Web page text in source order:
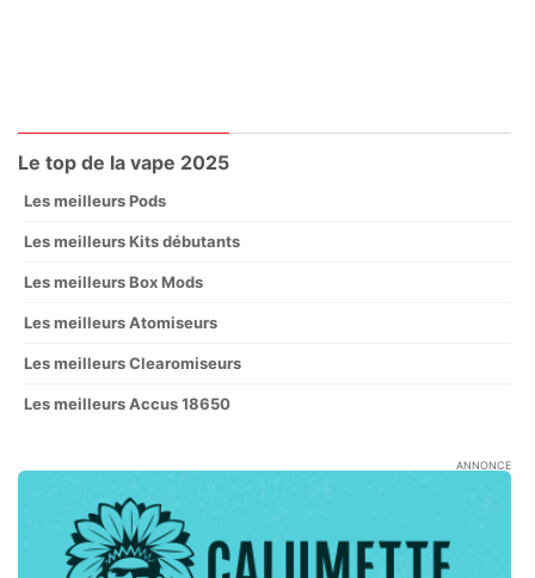
Le top de la vape 2025
Les meilleurs Pods
Les meilleurs Kits débutants
Les meilleurs Box Mods
Les meilleurs Atomiseurs
Les meilleurs Clearomiseurs
Les meilleurs Accus 18650
ANNONCE